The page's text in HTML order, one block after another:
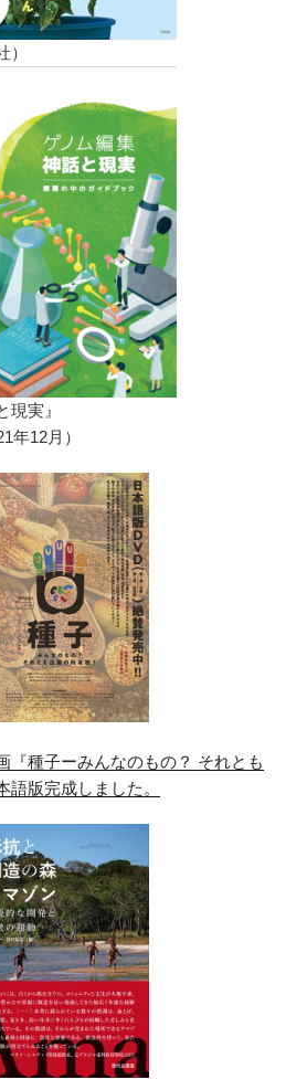
現実』
年12月）
『種子ーみんなのもの？ それとも
版完成しました。